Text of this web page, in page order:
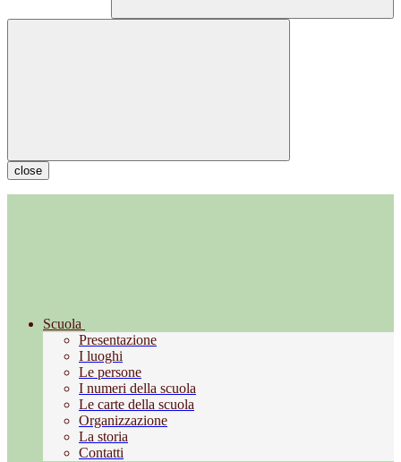
close
Scuola
Presentazione
I luoghi
Le persone
I numeri della scuola
Le carte della scuola
Organizzazione
La storia
Contatti